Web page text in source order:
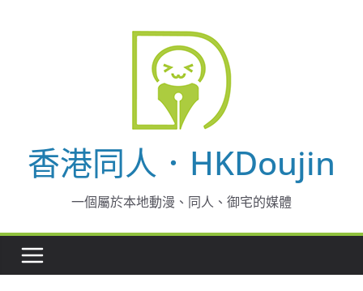
香港同人．HKDoujin
一個屬於本地動漫、同人、御宅的媒體